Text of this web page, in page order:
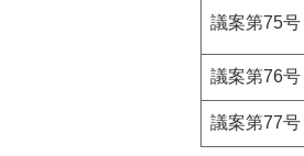
議案第75号
議案第76号
議案第77号